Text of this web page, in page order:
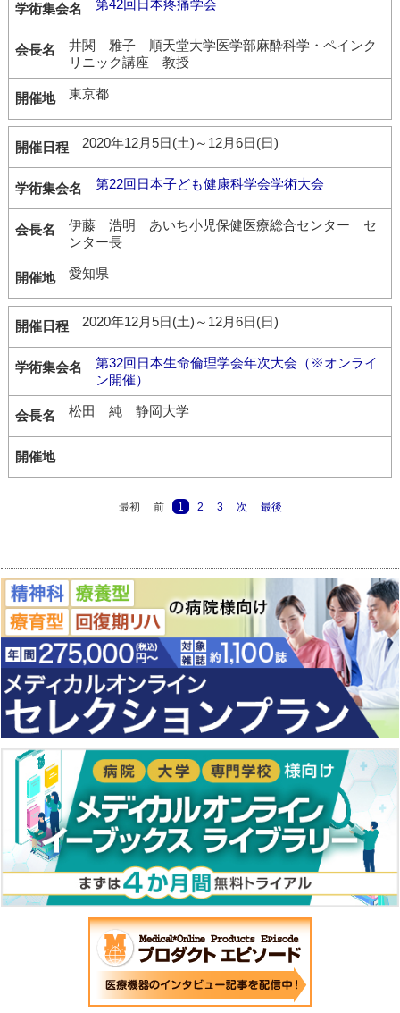
第42回日本疼痛学会
井関 雅子 順天堂大学医学部麻酔科学・ペインク
リニック講座 教授
東京都
2020年12月5日(土)～12月6日(日)
第22回日本子ども健康科学会学術大会
伊藤 浩明 あいち小児保健医療総合センター セ
ンター長
愛知県
2020年12月5日(土)～12月6日(日)
第32回日本生命倫理学会年次大会（※オンライ
ン開催）
松田 純 静岡大学
最初 前 1 2 3 次 最後